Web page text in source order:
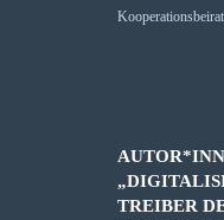
TREIBER